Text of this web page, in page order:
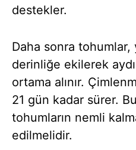
destekler.
Daha sonra tohumlar,
derinliğe ekilerek
ortama alınır.
21 gün kadar sürer.
tohumların nemli
edilmelidir.